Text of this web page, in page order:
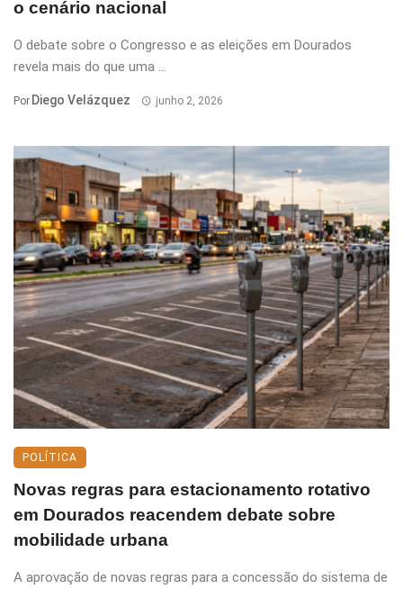
o cenário nacional
O debate sobre o Congresso e as eleições em Dourados
revela mais do que uma ...
Por Diego Velázquez junho 2, 2026
POLÍTICA
Novas regras para estacionamento rotativo
em Dourados reacendem debate sobre
mobilidade urbana
A aprovação de novas regras para a concessão do sistema de